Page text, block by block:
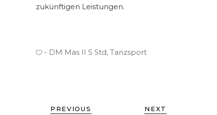
zukünftigen Leistungen.
DM Mas II S Std, Tanzsport
PREVIOUS NEXT